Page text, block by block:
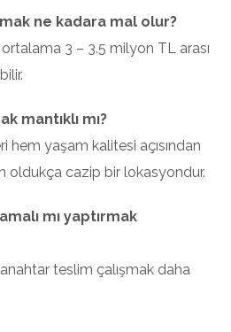
ne kadara mal olur?
3 – 3.5 milyon TL arası
mantıklı mı?
hem yaşam kalitesi açısından
oldukça cazip bir lokasyondur.
mı yaptırmak
teslim çalışmak daha